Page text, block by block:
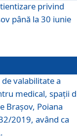
privind
până la 30 iunie
valabilitate a
medical, spații
Brașov, Poiana
2019, având ca